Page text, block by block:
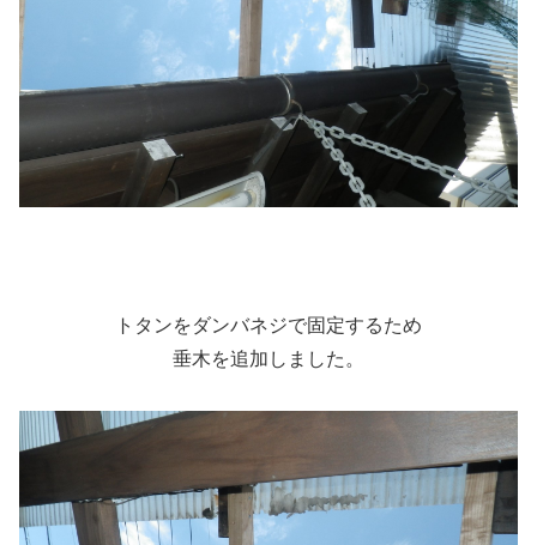
トタンをダンバネジで固定するため
垂木を追加しました。